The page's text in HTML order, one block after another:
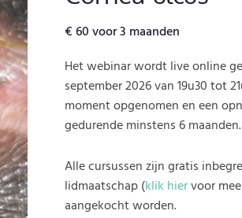
€60voor 3 maanden
Het webinar wordt live online
september 2026 van 19u30 tot
moment opgenomen en een
gedurende minstens 6 maanden.
Alle cursussen zijn gratis
lidmaatschap (klik hiervoor
aangekocht worden.